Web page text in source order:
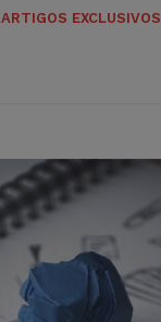
ARTIGOS EXCLUSIVOS